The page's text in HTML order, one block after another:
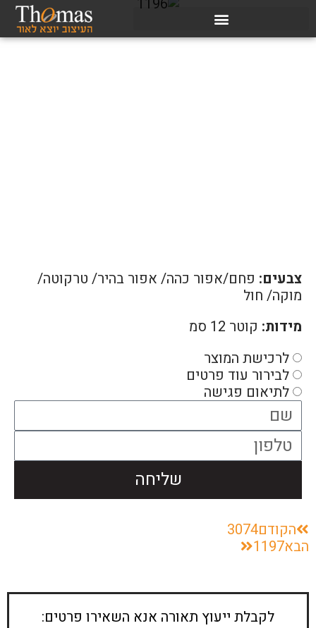
צבעים: פחם/אפור כהה/ אפור בהיר/ טרקוטה/
מוקה/ חול
מידות: קוטר 12 סמ
לרכישת המוצר
לבירור עוד פרטים
לתיאום פגישה
שליחה
הקודם3074
הבא1197
לקבלת ייעוץ תאורה אנא השאירו פרטים: